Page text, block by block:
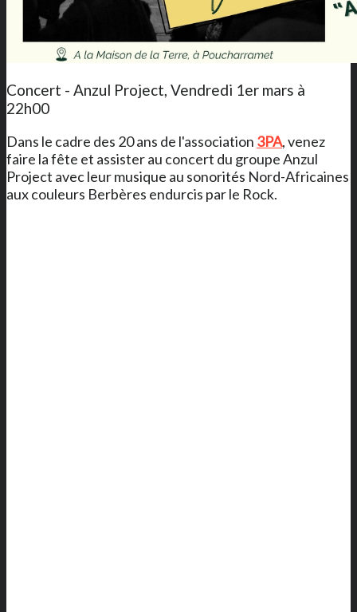
Concert - Anzul Project, Vendredi 1er mars à
22h00
Dans le cadre des 20 ans de l'association 3PA, venez
faire la fête et assister au concert du groupe Anzul
Project avec leur musique au sonorités Nord-Africaines
aux couleurs Berbères endurcis par le Rock.